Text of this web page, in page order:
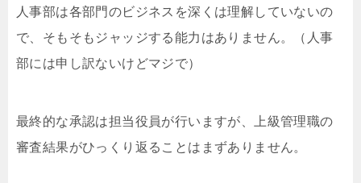
人事部は各部門のビジネスを深くは理解していないの
で、そもそもジャッジする能力はありません。（人事
部には申し訳ないけどマジで）
最終的な承認は担当役員が行いますが、上級管理職の
審査結果がひっくり返ることはまずありません。